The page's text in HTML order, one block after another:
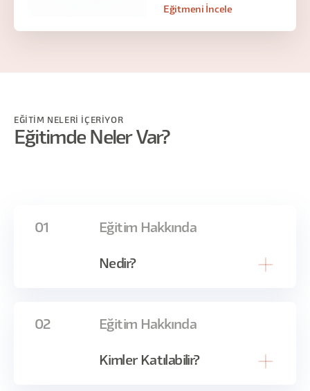
Eğitmeni İncele
EĞİTİM NELERİ İÇERİYOR
Eğitimde Neler Var?
01 Eğitim Hakkında
Nedir?
Manager rolünün nasıl bambaşka şekillerde
02 Eğitim Hakkında
Kimler Katılabilir?